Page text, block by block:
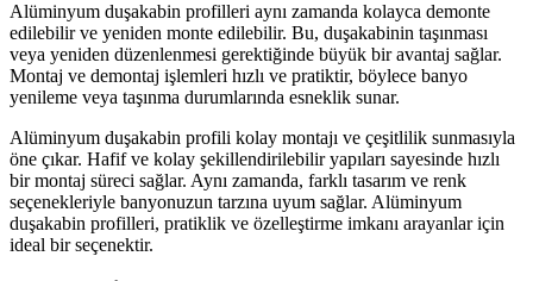
Alüminyum duşakabin profilleri aynı zamanda kolayca demonte
edilebilir ve yeniden monte edilebilir. Bu, duşakabinin taşınması
veya yeniden düzenlenmesi gerektiğinde büyük bir avantaj sağlar.
Montaj ve demontaj işlemleri hızlı ve pratiktir, böylece banyo
yenileme veya taşınma durumlarında esneklik sunar.
Alüminyum duşakabin profili kolay montajı ve çeşitlilik sunmasıyla
öne çıkar. Hafif ve kolay şekillendirilebilir yapıları sayesinde hızlı
bir montaj süreci sağlar. Aynı zamanda, farklı tasarım ve renk
seçenekleriyle banyonuzun tarzına uyum sağlar. Alüminyum
duşakabin profilleri, pratiklik ve özelleştirme imkanı arayanlar için
ideal bir seçenektir.